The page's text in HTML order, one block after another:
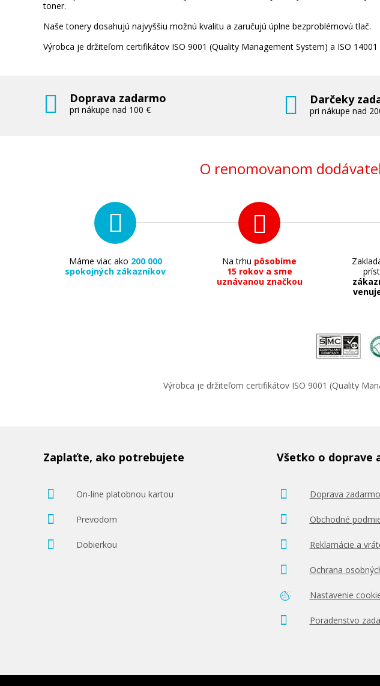
76,90 €
224,90 €
toner.
Naše tonery dosahujú najvyššiu možnú kvalitu a zaručujú úplne bezproblémovú tlač.
Výrobca je držiteľom certifikátov ISO 9001 (Quality Management System) a ISO
Doprava zadarmo
pri nákupe nad 100 €
Darčeky
pri nákupe nad
O renomovanom
Máme viac ako 200 000
spokojných zákazníkov
Na trhu pôsobíme
15 rokov a sme
uznávanou značkou
Výrobca je držiteľom certifikátov ISO 9001 (Quality
Zaplaťte, ako potrebujete
On-line platobnou kartou
Prevodom
Dobierkou
Všetko o doprave
Doprava
Obchodné
Reklamácie a
Ochrana
Nastavenie
Poradenstvo